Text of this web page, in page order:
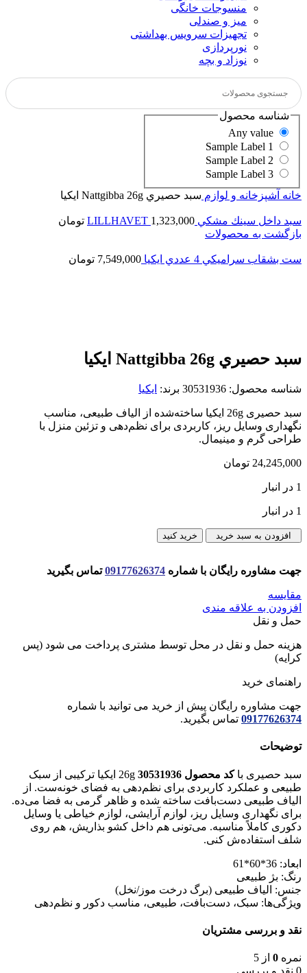
منسوجات خانگی
میز و صندلی
تجهیزات سرویس بهداشتی
نورپردازی
نوزاد و بچه
شناسه محصول
خانه آشپزخانه و لوازم سبد حصيري Nattgibba 26g ايكيا
سبد داخل سينك مشكي LILLHAVET 1,323,000
تومان
بازگشت به محصولات
ست بشقاب سراميكي 4 عددي ايكيا 7,549,000 تومان
سبد حصيري Nattgibba 26g ايكيا
شناسه محصول: 30531936 برند: ایکیا
سبد حصیری 26g ایکیا ساخته‌شده از الیاف طبیعی، مناسب
نگهداری وسایل ریز، کاربردی برای نظم‌دهی و تزئین منزل با
طراحی گرم و مینیمال.
24,245,000 تومان
1 در انبار
1 در انبار
سبد
26g
عدد
افزودن به سبد خرید خرید کنید
جهت مشاوره رایگان با شماره 09177626374تماس بگیرید
مقایسه
افزودن به علاقه مندی
حمل و نقل
هزینه حمل و نقل در محل توسط مشتری پرداخت می شود (پس
کرایه)
راهنمای خرید
جهت مشاوره رایگان پیش از خرید می توانید با شماره
09177626374 تماس بگیرید.
توضیحات
سبد حصیری باکد محصول 30531936
26g ایکیا ترکیبی از سبک
طبیعی و عملکرد کاربردی برای نظم‌دهی به فضای خونه‌ست. از
الیاف طبیعی دست‌بافت ساخته شده و ظاهر گرمی به فضا می‌ده.
برای نگهداری وسایل ریز، لوازم آرایشی، لوازم خیاطی یا وسایل
دکوری کاملاً مناسبه. می‌تونی هم داخل کشو بذاریش، هم روی
شلف استفاده‌ش کنی.
ابعاد: 36*60*61
رنگ: بژ طبیعی
جنس: الیاف طبیعی (برگ درخت موز/نخل)
ویژگی‌ها: سبک، دست‌بافت، طبیعی، مناسب دکور و نظم‌دهی
نقد و بررسی مشتریان
نمره 0 از 5
0 نقد و بررسی